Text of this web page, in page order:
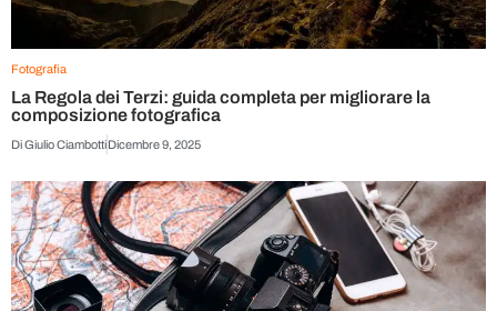
Fotografia
La Regola dei Terzi: guida completa per migliorare la
composizione fotografica
DiGiulio CiambottiDicembre 9, 2025